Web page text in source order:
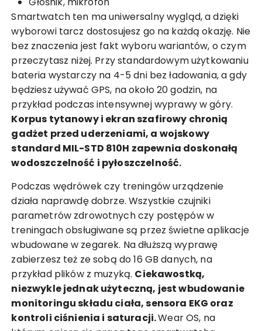
Smartwatch ten ma uniwersalny wygląd, a dzięki
wyborowi tarcz dostosujesz go na każdą okazję. Nie
bez znaczenia jest fakt wyboru wariantów, o czym
przeczytasz niżej. Przy standardowym użytkowaniu
bateria wystarczy na 4-5 dni bez ładowania, a gdy
będziesz używać GPS, na około 20 godzin, na
przykład podczas intensywnej wyprawy w góry.
Korpus tytanowy i ekran szafirowy chronią
gadżet przed uderzeniami, a wojskowy
standard MIL-STD 810H zapewnia doskonałą
wodoszczelność i pyłoszczelność.
Podczas wędrówek czy treningów urządzenie
działa naprawdę dobrze. Wszystkie czujniki
parametrów zdrowotnych czy postępów w
treningach obsługiwane są przez świetne aplikacje
wbudowane w zegarek. Na dłuższą wyprawę
zabierzesz też ze sobą do 16 GB danych, na
przykład plików z muzyką. Ciekawostką,
niezwykle jednak użyteczną, jest wbudowanie
monitoringu składu ciała, sensora EKG oraz
kontroli ciśnienia i saturacji.Wear OS, na